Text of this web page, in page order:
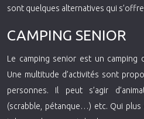
sont quelques alternatives qui
CAMPING SENIOR
Le camping senior est un camping
Une multitude d’activités sont
personnes. Il peut s’agir
(scrabble, pétanque…) etc. Qui